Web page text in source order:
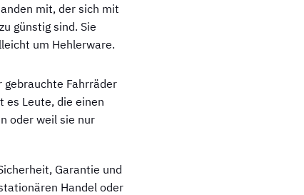
mit, der sich mit
günstig sind. Sie
um Hehlerware.
gebrauchte Fahrräder
es Leute, die einen
oder weil sie nur
Garantie und
Handel oder